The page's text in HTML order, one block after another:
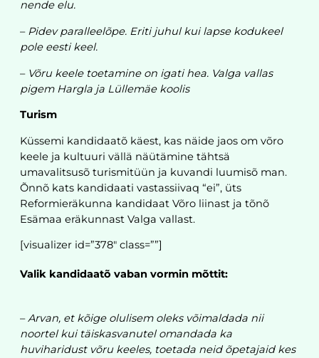
nende elu.
– Pidev paralleelõpe. Eriti juhul kui lapse kodukeel
pole eesti keel.
– Võru keele toetamine on igati hea. Valga vallas
pigem Hargla ja Lüllemäe koolis
Turism
Küssemi kandidaatõ käest, kas näide jaos om võro
keele ja kultuuri vällä näütämine tähtsä
umavalitsusõ turismitüün ja kuvandi luumisõ man.
Õnnõ kats kandidaati vastassiivaq “ei”, üts
Reformieräkunna kandidaat Võro liinast ja tõnõ
Esämaa eräkunnast Valga vallast.
[visualizer id=”378″ class=””]
Valik kandidaatõ vaban vormin mõttit:
–Arvan, et kõige olulisem oleks võimaldada nii
noortel kui täiskasvanutel omandada ka
huviharidust võru keeles, toetada neid õpetajaid kes